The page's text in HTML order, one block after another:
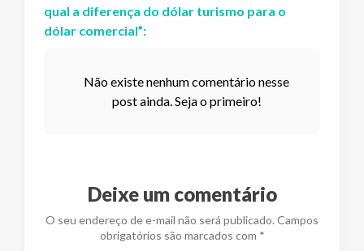
qual a diferença do dólar turismo para o
dólar comercial”:
Não existe nenhum comentário nesse
post ainda. Seja o primeiro!
Deixe um comentário
O seu endereço de e-mail não será publicado. Campos
obrigatórios são marcados com *